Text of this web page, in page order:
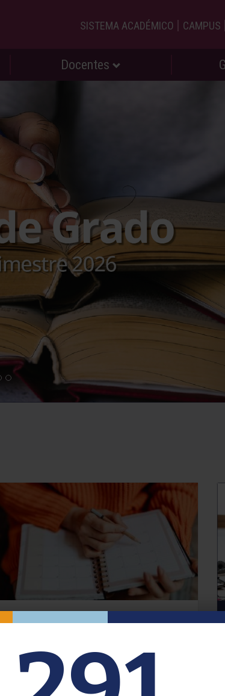
SISTEMA ACADÉMICO | CAMPUS |
Docentes
Oferta de Grado. Segundo
Inscripción del 30 de julio al 4 de agosto a
través del Sistema Académico